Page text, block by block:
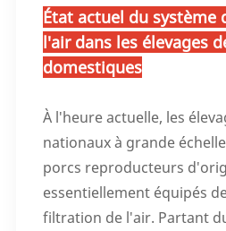
État actuel du système
l'air dans les élevages
domestiques
À l'heure actuelle, les
nationaux à grande
porcs reproducteurs
essentiellement équipés
filtration de l'air. Partant